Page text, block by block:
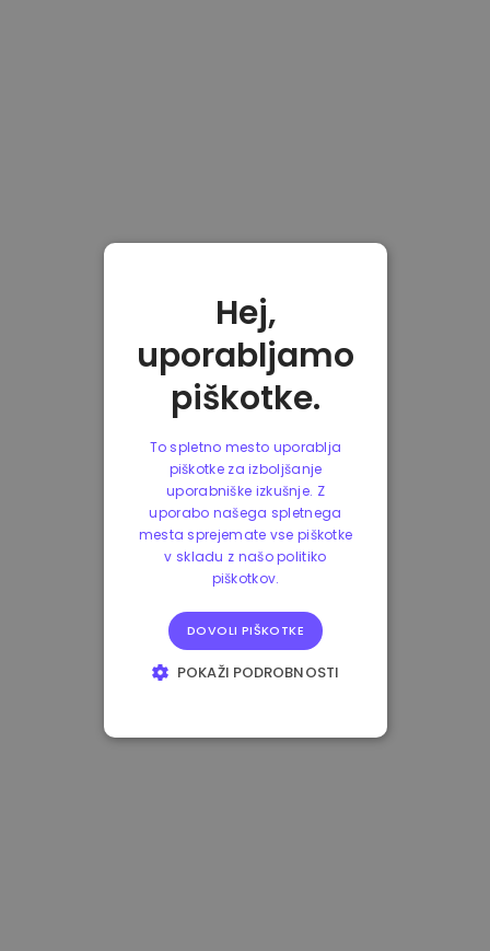
Hej,
uporabljamo
piškotke.
To spletno mesto uporablja
piškotke za izboljšanje
uporabniške izkušnje. Z
uporabo našega spletnega
mesta sprejemate vse piškotke
v skladu z našo politiko
piškotkov.
DOVOLI PIŠKOTKE
POKAŽI PODROBNOSTI